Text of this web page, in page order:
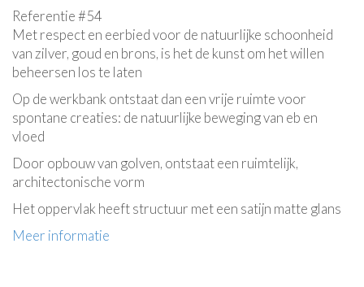
Referentie #54
Met respect en eerbied voor de natuurlijke schoonheid
van zilver, goud en brons, is het de kunst om het willen
beheersen los te laten
Op de werkbank ontstaat dan een vrije ruimte voor
spontane creaties: de natuurlijke beweging van eb en
vloed
Door opbouw van golven, ontstaat een ruimtelijk,
architectonische vorm
Het oppervlak heeft structuur met een satijn matte glans
Meer informatie